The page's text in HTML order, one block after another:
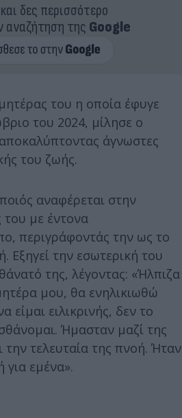
δες περισσότερο
αναζήτηση της Google
του η οποία έφυγε
του 2024, μίλησε ο
άγνωστες
του ζωής.
αναφέρεται στην
με έντονα
περιγράφοντάς την ως το
Εξηγεί την εσωτερική του
της, λέγοντας: «Ήλπιζα
μου, θα ενηλικιωθώ
είμαι ειλικρινής, δεν το
Ήμασταν μαζί της
την τελευταία της πνοή. Ήταν
εμένα».